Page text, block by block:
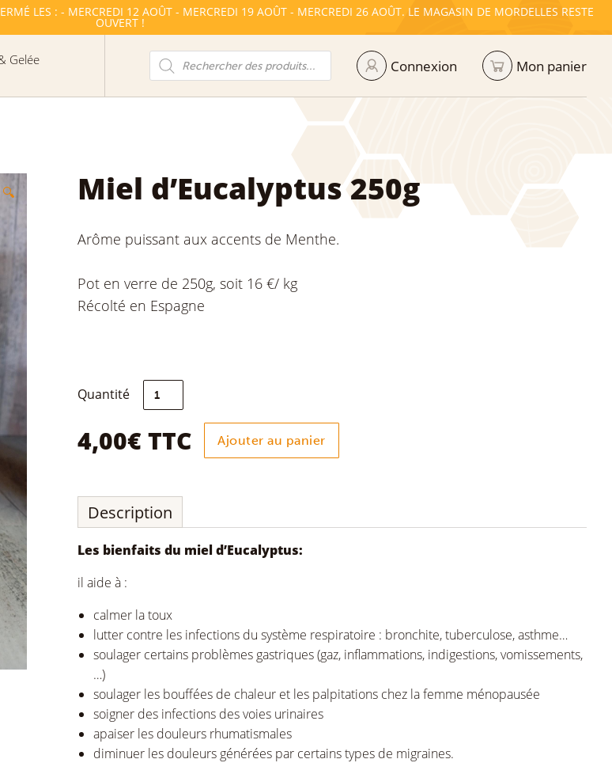
LES : - MERCREDI 12 AOÛT - MERCREDI 19 AOÛT - MERCREDI 26 AOÛT. LE MAGASIN DE MORDELLES RESTE
OUVERT !
Gelée Recherche
de
produits
Connexion Mon panier
🔍 Miel d’Eucalyptus 250g
Arôme puissant aux accents de Menthe.
Pot en verre de 250g, soit 16 €/ kg
Récolté en Espagne
Quantité quantité
de
Miel
d'Eucalyptus
250g
4,00€ TTC Ajouter au panier
Description
Les bienfaits du miel d’Eucalyptus:
il aide à :
calmer la toux
lutter contre les infections du système respiratoire : bronchite, tuberculose, asthme…
soulager certains problèmes gastriques (gaz, inflammations, indigestions, vomissements,
…)
soulager les bouffées de chaleur et les palpitations chez la femme ménopausée
soigner des infections des voies urinaires
apaiser les douleurs rhumatismales
diminuer les douleurs générées par certains types de migraines.